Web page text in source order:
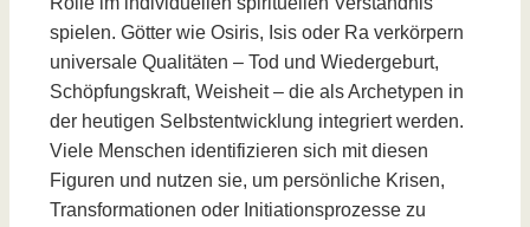
spielen. Götter wie Osiris, Isis oder Ra verkörpern
universale Qualitäten – Tod und Wiedergeburt,
Schöpfungskraft, Weisheit – die als Archetypen in
der heutigen Selbstentwicklung integriert werden.
Viele Menschen identifizieren sich mit diesen
Figuren und nutzen sie, um persönliche Krisen,
Transformationen oder Initiationsprozesse zu